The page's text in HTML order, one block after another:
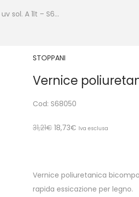
sol. A 1lt – S6...
STOPPANI
Vernice
Cod: S68050
31,21€ 18,73€ Iva esclusa
Vernice poliuretanica
rapida essicazione per legno.